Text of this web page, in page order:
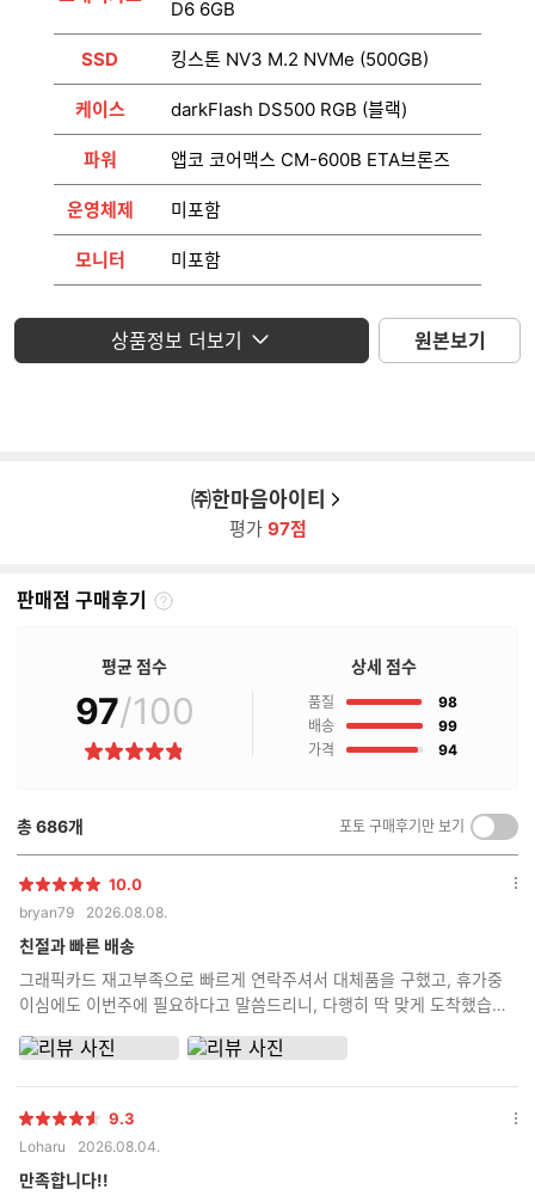
D6 6GB
SSD 킹스톤 NV3 M.2 NVMe (500GB)
케이스 darkFlash DS500 RGB (블랙)
파워 앱코 코어맥스 CM-600B ETA브론즈
운영체제 미포함
모니터 미포함
상품정보 더보기 원본보기
㈜한마음아이티
평가 97점
판매점 구매후기
판
매
후
기
평균 점수
97/100
별
상세 점수
품질 98점
배송
99점
가격
94점
총686개 포토 구매후기만 보기
켜
기/
별
점
10.0
bryan79 2026.08.08.
친절과 빠른 배송
그래픽카드 재고부족으로 빠르게 연락주셔서 대체품을 구했고, 휴가중
이심에도 이번주에 필요하다고 말씀드리니, 다행히 딱 맞게 도착했습니
옵
별
점
9.3
Loharu 2026.08.04.
만족합니다!!
옵